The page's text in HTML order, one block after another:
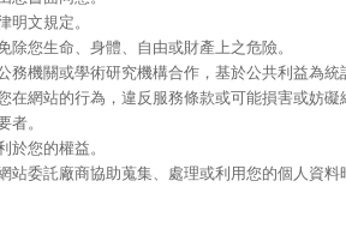
明文規定。
除您生命、身體、自由或財產上之危險。
務機關或學術研究機構合作，基於公共利益為
在網站的行為，違反服務條款或可能損害或妨
者。
於您的權益。
站委託廠商協助蒐集、處理或利用您的個人資料